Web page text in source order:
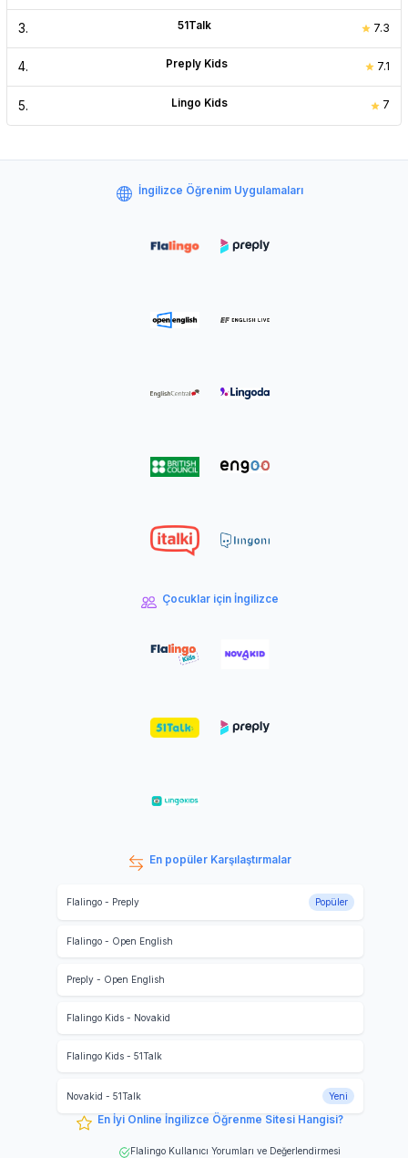
3. 51Talk 7.3
4. Preply Kids 7.1
5. Lingo Kids 7
İngilizce Öğrenim Uygulamaları
Çocuklar için İngilizce
En popüler Karşılaştırmalar
Flalingo- Preply Popüler
Flalingo- Open English
Preply- Open English
Flalingo Kids- Novakid
Flalingo Kids- 51Talk
Novakid - 51Talk Yeni
En İyi Online İngilizce Öğrenme Sitesi Hangisi?
Flalingo Kullanıcı Yorumları ve Değerlendirmesi